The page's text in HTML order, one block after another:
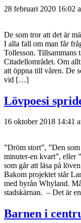
28 februari 2020 16:02
De som tror att det är
I alla fall om man får
Tollesson. Tillsammans
Citadellområdet. Om
att öppna till våren. De
vid […]
Lövpoesi
16 oktober 2018 14:41
”Dröm stort”, ”Den
minuter-en kvart”, eller
som går att läsa på
Bakom projektet står
med byrån Whyland.
stadskärnan. – Det är
Barnen i